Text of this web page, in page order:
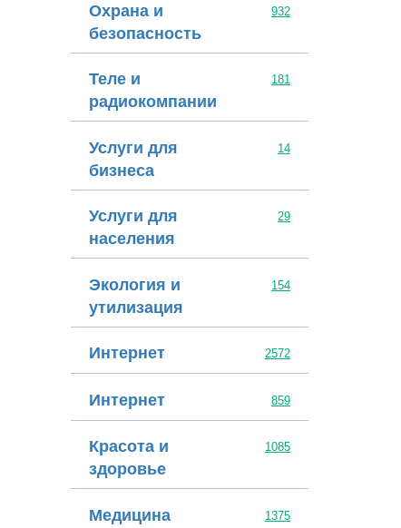
Охрана и
безопасность
932
Теле и
радиокомпании
181
Услуги для
бизнеса
14
Услуги для
населения
29
Экология и
утилизация
154
Интернет 2572
Интернет 859
Красота и
здоровье
1085
Медицина 1375